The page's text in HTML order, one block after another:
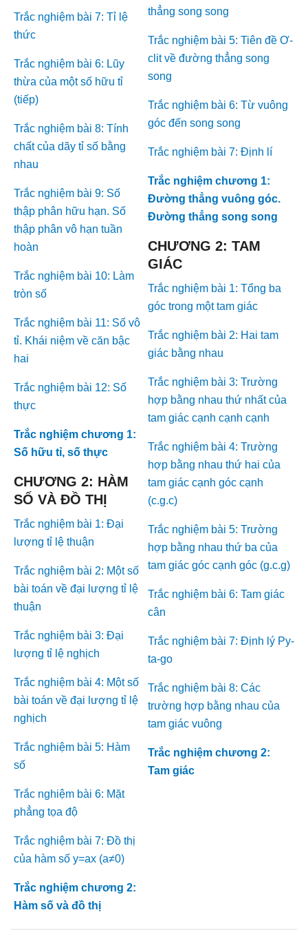
Trắc nghiệm bài 7: Tỉ lệ
thức
Trắc nghiệm bài 6: Lũy
thừa của một số hữu tỉ
(tiếp)
Trắc nghiệm bài 8: Tính
chất của dãy tỉ số bằng
nhau
Trắc nghiệm bài 9: Số
thập phân hữu hạn. Số
thập phân vô hạn tuần
hoàn
Trắc nghiệm bài 10: Làm
tròn số
Trắc nghiệm bài 11: Số vô
tỉ. Khái niệm về căn bậc
hai
Trắc nghiệm bài 12: Số
thực
Trắc nghiệm chương 1:
Số hữu tỉ, số thực
CHƯƠNG 2: HÀM
SỐ VÀ ĐỒ THỊ
Trắc nghiệm bài 1: Đại
lượng tỉ lệ thuận
Trắc nghiệm bài 2: Một số
bài toán về đại lượng tỉ lệ
thuận
Trắc nghiệm bài 3: Đại
lượng tỉ lệ nghịch
Trắc nghiệm bài 4: Một số
bài toán về đại lượng tỉ lệ
nghịch
Trắc nghiệm bài 5: Hàm
số
Trắc nghiệm bài 6: Mặt
phẳng tọa độ
Trắc nghiệm bài 7: Đồ thị
của hàm số y=ax (a≠0)
Trắc nghiệm chương 2:
Hàm số và đồ thị
thẳng song song
Trắc nghiệm bài 5: Tiên đề Ơ-
clit về đường thẳng song
song
Trắc nghiệm bài 6: Từ vuông
góc đến song song
Trắc nghiệm bài 7: Định lí
Trắc nghiệm chương 1:
Đường thẳng vuông góc.
Đường thẳng song song
CHƯƠNG 2: TAM
GIÁC
Trắc nghiệm bài 1: Tổng ba
góc trong một tam giác
Trắc nghiệm bài 2: Hai tam
giác bằng nhau
Trắc nghiệm bài 3: Trường
hợp bằng nhau thứ nhất của
tam giác cạnh cạnh cạnh
Trắc nghiệm bài 4: Trường
hợp bằng nhau thứ hai của
tam giác cạnh góc cạnh
(c.g.c)
Trắc nghiệm bài 5: Trường
hợp bằng nhau thứ ba của
tam giác góc cạnh góc (g.c.g)
Trắc nghiệm bài 6: Tam giác
cân
Trắc nghiệm bài 7: Định lý Py-
ta-go
Trắc nghiệm bài 8: Các
trường hợp bằng nhau của
tam giác vuông
Trắc nghiệm chương 2:
Tam giác